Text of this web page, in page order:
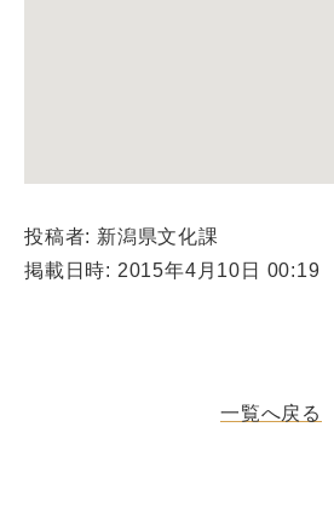
投稿者: 新潟県文化課
掲載日時: 2015年4月10日 00:19
一覧へ戻る